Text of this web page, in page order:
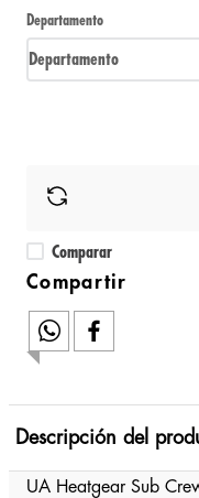
Departamento
Departamento
Comparar
Descripción del
UA Heatgear Sub